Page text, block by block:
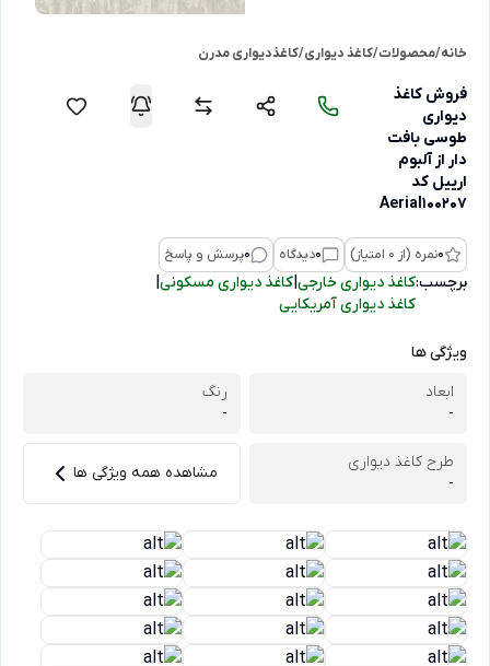
خانه/محصولات/کاغذ دیواری/کاغذدیواری مدرن
فروش کاغذ
دیواری
طوسی بافت
دار از آلبوم
ارییل کد
Aerial100207
0نمره (از 0 امتیاز) 0دیدگاه 0پرسش و پاسخ
برچسب:کاغذ دیواری خارجی کاغذ دیواری مسکونی
کاغذ دیواری آمریکایی
ویژگی ها
ابعاد
-
رنگ
-
طرح کاغذ دیواری
-
مشاهده همه ویژگی ها